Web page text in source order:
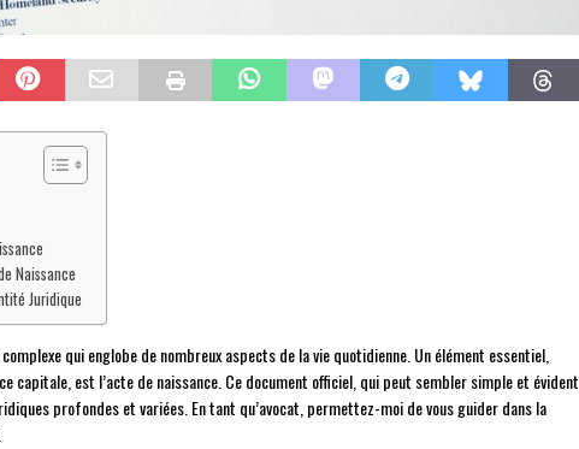
Naissance
Juridique
qui englobe de nombreux aspects de la vie quotidienne. Un élément essentiel,
capitale, est l’acte de naissance. Ce document officiel, qui peut sembler simple et évident
profondes et variées. En tant qu’avocat, permettez-moi de vous guider dans la